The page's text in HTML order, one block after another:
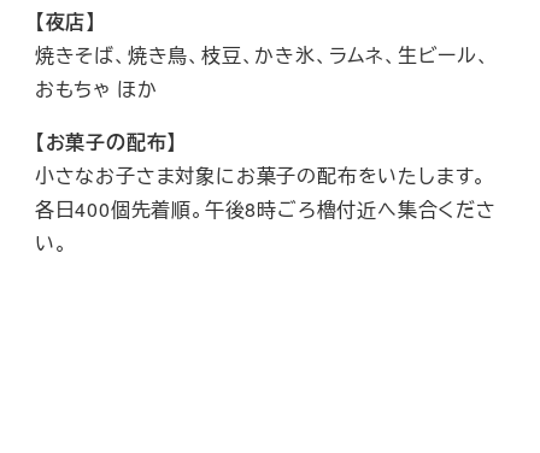
【夜店】
焼きそば、焼き鳥、枝豆、かき氷、ラムネ、生ビール、
おもちゃ ほか
【お菓子の配布】
小さなお子さま対象にお菓子の配布をいたします。
各日400個先着順。午後8時ごろ櫓付近へ集合くださ
い。